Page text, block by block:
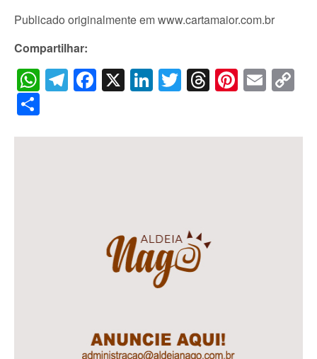
Publicado originalmente em www.cartamaior.com.br
Compartilhar:
WhatsApp
Telegram
Facebook
X LinkedIn
Twitter
Threads